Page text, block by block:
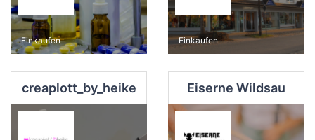
Einkaufen Einkaufen
creaplott_by_heike Eiserne Wildsau